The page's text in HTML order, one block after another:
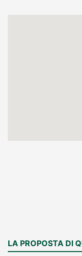
LA PROPOSTA DI